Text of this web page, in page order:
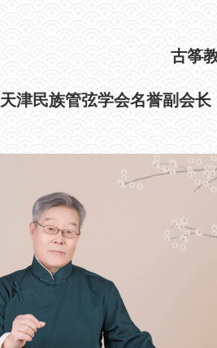
古筝
天津民族管弦学会名誉副会长